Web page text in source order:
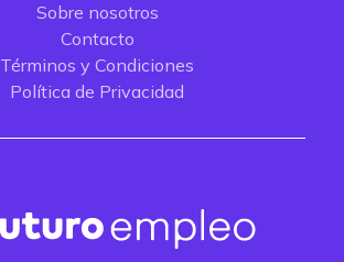
Sobre nosotros
Contacto
Términos y Condiciones
Política de Privacidad